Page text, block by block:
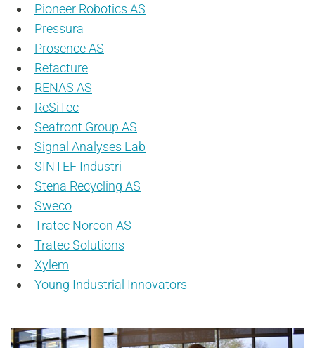
Pioneer Robotics AS
Pressura
Prosence AS
Refacture
RENAS AS
ReSiTec
Seafront Group AS
Signal Analyses Lab
SINTEF Industri
Stena Recycling AS
Sweco
Tratec Norcon AS
Tratec Solutions
Xylem
Young Industrial Innovators